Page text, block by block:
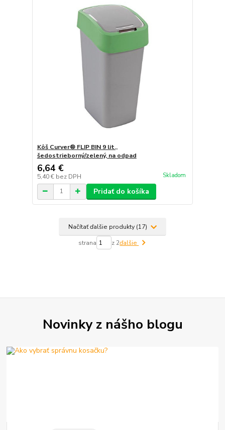
Kôš Curver® FLIP BIN 9 lit.,
šedostrieborný/zelený, na odpad
6,64 €
5,40 € bez DPH Skladom
Pridať do košíka
Načítať ďalšie produkty (17)
strana z 2ďalšie
Novinky z nášho blogu